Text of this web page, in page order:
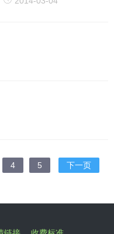
4 5 下一页